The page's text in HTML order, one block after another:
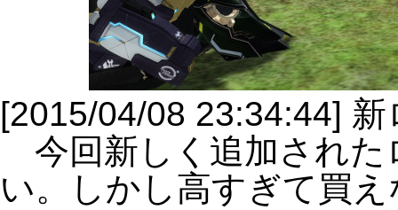
[2015/04/08 23:34:44]
今回新しく追加された
い。しかし高すぎて買